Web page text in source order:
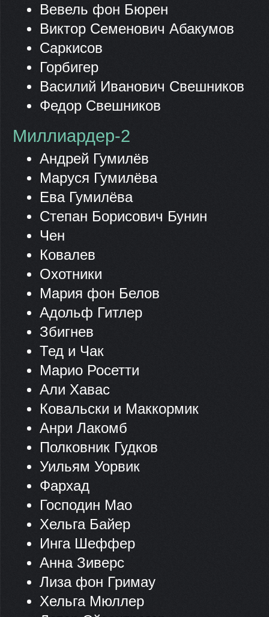
Вевель фон Бюрен
Виктор Семенович Абакумов
Саркисов
Горбигер
Василий Иванович Свешников
Федор Свешников
Миллиардер-2
Андрей Гумилёв
Маруся Гумилёва
Ева Гумилёва
Степан Борисович Бунин
Чен
Ковалев
Охотники
Мария фон Белов
Адольф Гитлер
Збигнев
Тед и Чак
Марио Росетти
Али Хавас
Ковальски и Маккормик
Анри Лакомб
Полковник Гудков
Уильям Уорвик
Фархад
Господин Мао
Хельга Байер
Инга Шеффер
Анна Зиверс
Лиза фон Гримау
Хельга Мюллер